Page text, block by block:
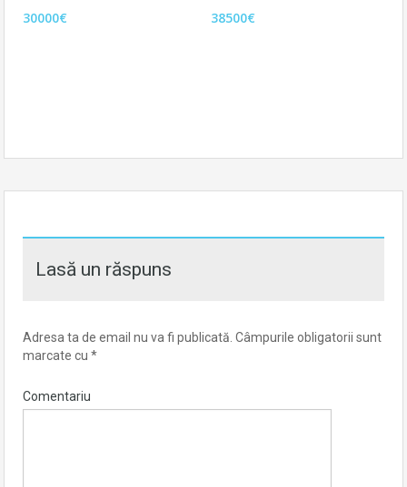
30000€ 38500€
Lasă un răspuns
Adresa ta de email nu va fi publicată. Câmpurile obligatorii sunt
marcate cu *
Comentariu